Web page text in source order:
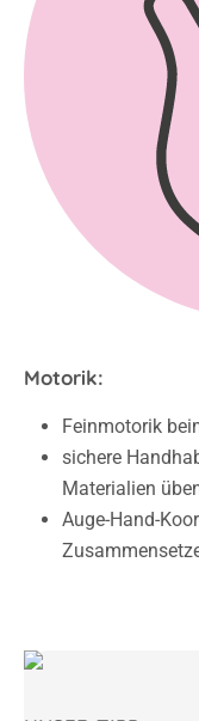
Motorik:
Feinmotorik
sichere
Materialien
Auge-Hand-